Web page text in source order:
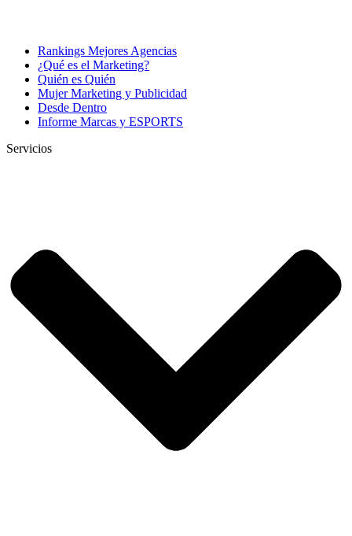
Rankings Mejores Agencias
¿Qué es el Marketing?
Quién es Quién
Mujer Marketing y Publicidad
Desde Dentro
Informe Marcas y ESPORTS
Servicios